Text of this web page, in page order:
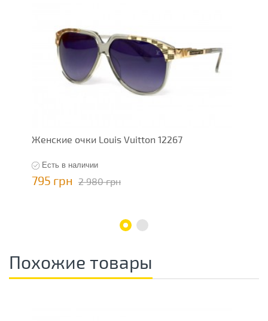
Женские очки Louis Vuitton 12267
Есть в наличии
795 грн 2 980 грн
Похожие товары